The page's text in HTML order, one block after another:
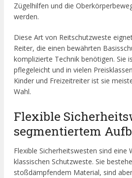
Zügelhilfen und die
werden.
Diese Art von Reitschutzweste
Reiter, die einen bewährten
komplizierte Technik benötigen. Sie
pflegeleicht und in vielen
Kinder und Freizeitreiter ist sie
Wahl.
Flexible
segmentiertem
Flexible Sicherheitswesten sind eine
klassischen Schutzweste. Sie
stoßdämpfendem Material, sind